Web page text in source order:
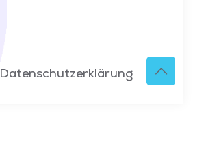
Datenschutzerklärung